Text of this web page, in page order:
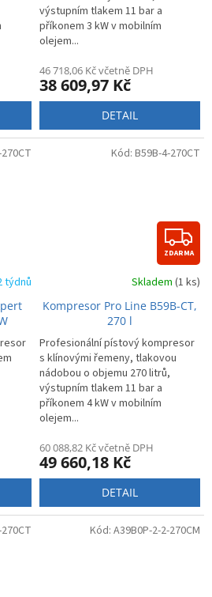
výstupním tlakem 11 bar a
příkonem 3 kW v mobilním
olejem...
46 718,06 Kč včetně DPH
38 609,97 Kč
DETAIL
týdnů
Z
D
A
R
ZDARMA
Skladem (1 ks)
Kompresor Pro Line B59B-CT,
270 l
Profesionální pístový kompresor
s klínovými řemeny, tlakovou
nádobou o objemu 270 litrů,
výstupním tlakem 11 bar a
příkonem 4 kW v mobilním
olejem...
60 088,82 Kč včetně DPH
49 660,18 Kč
DETAIL
Kód: B59B-4-270CT
Kód: A39B0P-2-2-270CM